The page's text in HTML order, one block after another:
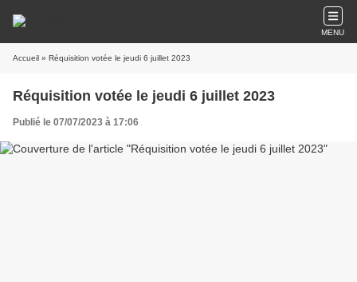
MENU
Accueil » Réquisition votée le jeudi 6 juillet 2023
Réquisition votée le jeudi 6 juillet 2023
Publié le 07/07/2023 à 17:06